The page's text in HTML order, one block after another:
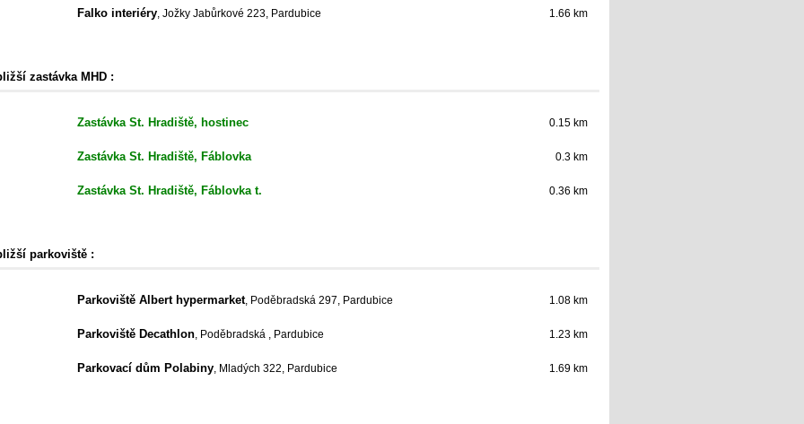
Falko interiéry, Jožky Jabůrkové 223, Pardubice 1.66 km
zastávka MHD :
Zastávka St. Hradiště, hostinec 0.15 km
Zastávka St. Hradiště, Fáblovka 0.3 km
Zastávka St. Hradiště, Fáblovka t. 0.36 km
parkoviště :
Parkoviště Albert hypermarket, Poděbradská 297, Pardubice 1.08 km
Parkoviště Decathlon, Poděbradská , Pardubice 1.23 km
Parkovací dům Polabiny, Mladých 322, Pardubice 1.69 km